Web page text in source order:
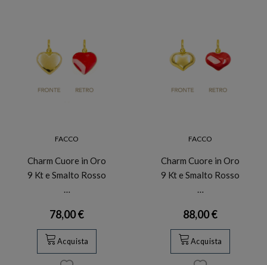
FACCO
Charm Cuore in Oro
9 Kt e Smalto Rosso
78,00 €
Acquista
FACCO
Charm Cuore in Oro
9 Kt e Smalto Rosso
88,00 €
Acquista